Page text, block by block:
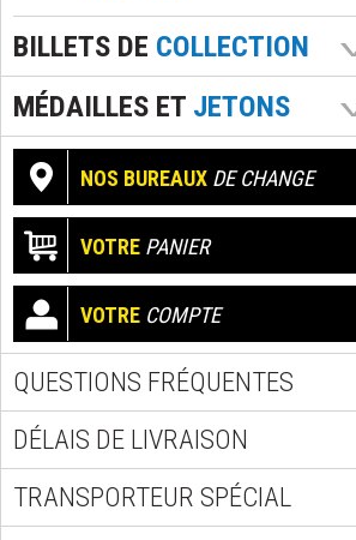
BILLETS DE COLLECTION
MÉDAILLES ET JETONS
NOS BUREAUX DE CHANGE
VOTRE PANIER
VOTRE COMPTE
QUESTIONS FRÉQUENTES
DÉLAIS DE LIVRAISON
TRANSPORTEUR SPÉCIAL